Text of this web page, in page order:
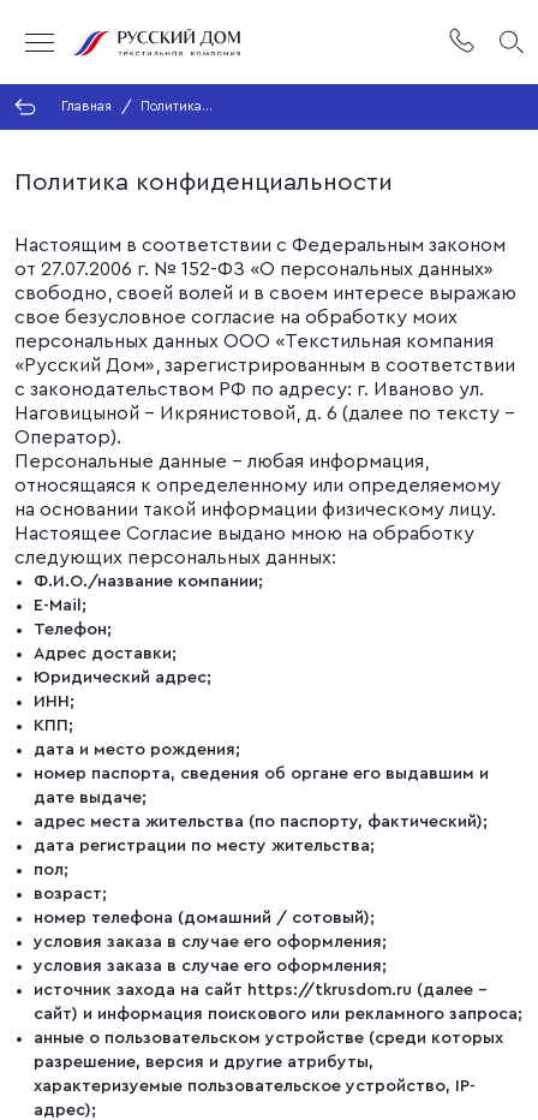
Главная
Политика
конфиденциальности
Политика конфиденциальности
Настоящим в соответствии с Федеральным законом
от 27.07.2006 г. № 152-ФЗ «О персональных данных»
свободно, своей волей и в своем интересе выражаю
свое безусловное согласие на обработку моих
персональных данных ООО «Текстильная компания
«Русский Дом», зарегистрированным в соответствии
с законодательством РФ по адресу: г. Иваново ул.
Наговицыной - Икрянистовой, д. 6 (далее по тексту -
Оператор).
Персональные данные - любая информация,
относящаяся к определенному или определяемому
на основании такой информации физическому лицу.
Настоящее Согласие выдано мною на обработку
следующих персональных данных:
Ф.И.О./название компании;
E-Mail;
Телефон;
Адрес доставки;
Юридический адрес;
ИНН;
КПП;
дата и место рождения;
номер паспорта, сведения об органе его выдавшим и
дате выдаче;
адрес места жительства (по паспорту, фактический);
дата регистрации по месту жительства;
пол;
возраст;
номер телефона (домашний / сотовый);
условия заказа в случае его оформления;
условия заказа в случае его оформления;
источник захода на сайт https://tkrusdom.ru (далее –
сайт) и информация поискового или рекламного запроса;
анные о пользовательском устройстве (среди которых
разрешение, версия и другие атрибуты,
характеризуемые пользовательское устройство, IP-
адрес);